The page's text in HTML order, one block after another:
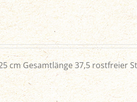
cm Gesamtlänge 37,5 rostfreier